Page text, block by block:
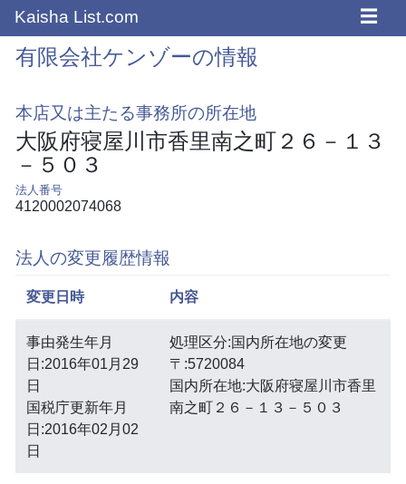
Kaisha List.com ☰
有限会社ケンゾーの情報
本店又は主たる事務所の所在地
大阪府寝屋川市香里南之町２６－１３
－５０３
法人番号
4120002074068
法人の変更履歴情報
変更日時 内容
事由発生年月
日:2016年01月29
日
国税庁更新年月
日:2016年02月02
日
処理区分:国内所在地の変更
〒:5720084
国内所在地:大阪府寝屋川市香里
南之町２６－１３－５０３